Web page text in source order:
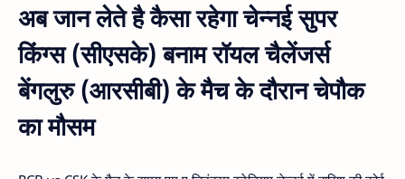
अब जान लेते है कैसा रहेगा चेन्नई सुपर
किंग्स (सीएसके) बनाम रॉयल चैलेंजर्स
बेंगलुरु (आरसीबी) के मैच के दौरान चेपौक
का मौसम